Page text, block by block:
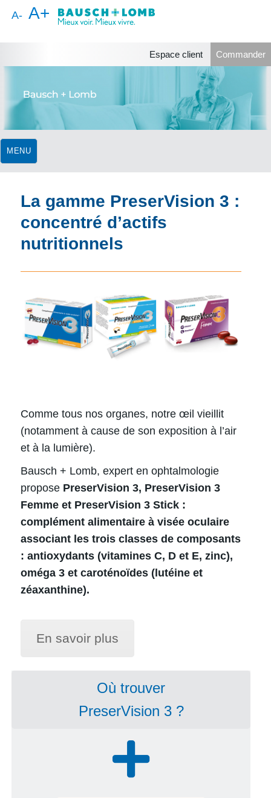
A- A+
Espace client Commander
MENU
La gamme PreserVision 3 :
concentré d’actifs
nutritionnels
Comme tous nos organes, notre œil vieillit
(notamment à cause de son exposition à l’air
et à la lumière).
Bausch + Lomb, expert en ophtalmologie
propose PreserVision 3, PreserVision 3
Femme et PreserVision 3 Stick :
complément alimentaire à visée oculaire
associant les trois classes de composants
: antioxydants (vitamines C, D et E, zinc),
oméga 3 et caroténoïdes (lutéine et
zéaxanthine).
En savoir plus
Où trouver
PreserVision 3 ?